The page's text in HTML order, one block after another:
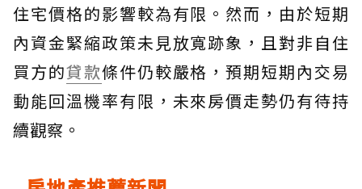
住宅價格的影響較為有限。然而，由於短期
內資金緊縮政策未見放寬跡象，且對非自住
買方的貸款條件仍較嚴格，預期短期內交易
動能回溫機率有限，未來房價走勢仍有待持
續觀察。